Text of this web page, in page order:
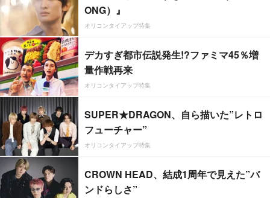
ONG）』
オリコンタイアップ特集
デカすぎ都市伝説発生!?ファミマ45％増
量作戦再来
オリコンタイアップ特集
SUPER★DRAGON、自ら描いた”レトロ
フューチャー”
オリコンタイアップ特集
CROWN HEAD、結成1周年で見えた”バ
ンドらしさ”